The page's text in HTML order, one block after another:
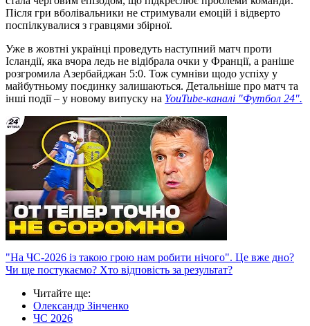
Після гри вболівальники не стримували емоцій і відверто
поспілкувалися з гравцями збірної.
Уже в жовтні українці проведуть наступний матч проти
Ісландії, яка вчора ледь не відібрала очки у Франції, а раніше
розгромила Азербайджан 5:0. Тож сумніви щодо успіху у
майбутньому поєдинку залишаються. Детальніше про матч та
інші події – у новому випуску на YouTube-каналі "Футбол 24".
"На ЧС-2026 із такою грою нам робити нічого". Це вже дно?
Чи ще постукаємо? Хто відповість за результат?
Читайте ще:
Олександр Зінченко
ЧС 2026